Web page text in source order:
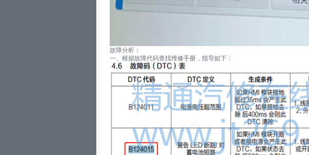
故障分析：
一、根据故障代码查找维修手册，指导如下：